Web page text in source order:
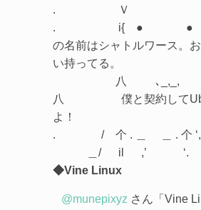
. Ｖ
. i{ ● ●
の名前はシャトルワース。
い持ってる。
八 ､
八 僕と契約して
よ！
. / 个 . ＿ ＿ . 个 ‘,
＿/ il ,’ ‘. li
◆Vine Linux
@munepixyz さん「Vine